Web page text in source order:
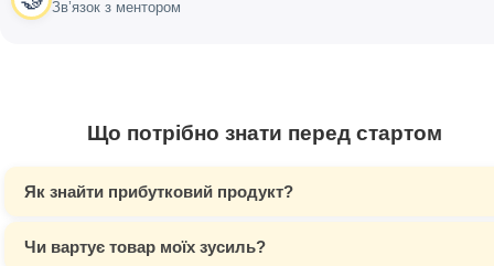
Зв’язок з ментором
Що потрібно знати перед стартом
Як знайти прибутковий продукт?
Чи вартує товар моїх зусиль?